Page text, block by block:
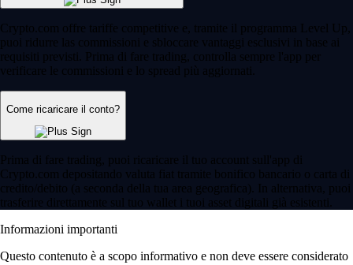
Crypto.com offre tariffe competitive e, tramite il programma Level Up,
puoi ridurre las commissioni e sbloccare vantaggi esclusivi in base ai
requisiti previsti. Prima di fare trading, controlla sempre l'app per
verificare le commissioni e lo spread più aggiornati.
Come ricaricare il conto?
Prima di fare trading, puoi ricaricare il tuo account sull'app di
Crypto.com depositando valuta fiat tramite bonifico bancario o carta di
credito/debito (a seconda della tua area geografica). In alternativa, puoi
trasferire direttamente sul tuo wallet i tuoi asset digitali già esistenti.
Informazioni importanti
Questo contenuto è a scopo informativo e non deve essere considerato